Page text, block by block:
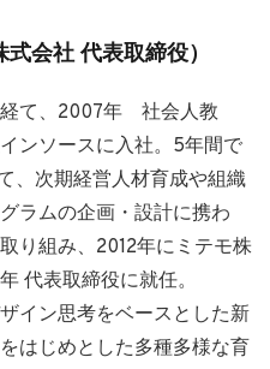
会社 代表取締役）
経て、2007年 社会人教
ンソースに入社。5年間で
、次期経営人材育成や組織
ラムの企画・設計に携わ
り組み、2012年にミテモ株
代表取締役に就任。
イン思考をベースとした新
はじめとした多種多様な育